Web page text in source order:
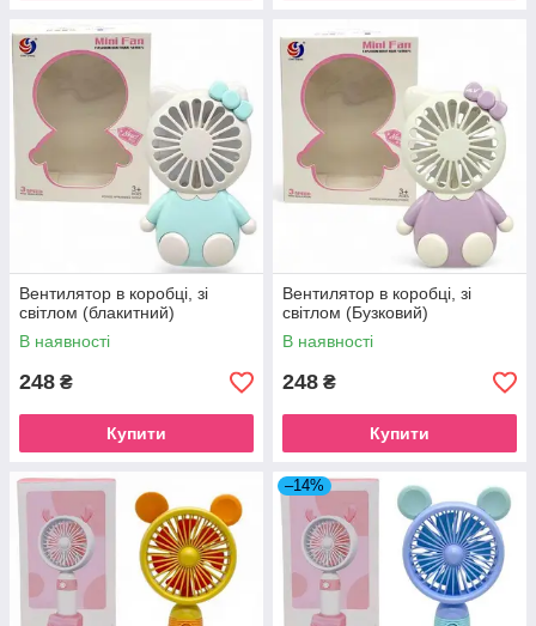
Вентилятор в коробці, зі
світлом (блакитний)
В наявності
248 ₴
Купити
Вентилятор в коробці, зі
світлом (Бузковий)
В наявності
248 ₴
Купити
–14%